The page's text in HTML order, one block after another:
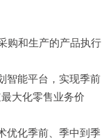
购和生产的产品执行
智能平台，实现季前
大化零售业务价
优化季前、季中到季